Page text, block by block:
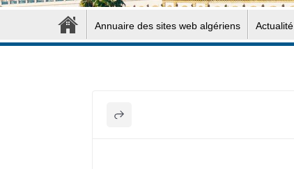
Annuaire des sites web algériens Actualité